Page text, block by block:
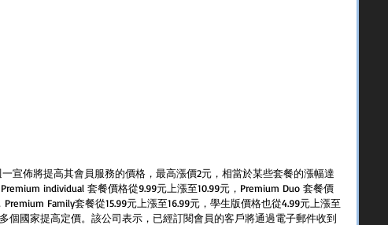
宣佈將提高其會員服務的價格，最高漲價2元，相當於某些套餐的漲幅達
individual 套餐價格從9.99元上漲至10.99元，Premium Duo 套餐價
Premium Family套餐從15.99元上漲至16.99元，學生版價格也從4.99元上漲至
個國家提高定價。該公司表示，已經訂閱會員的客戶將通過電子郵件收到